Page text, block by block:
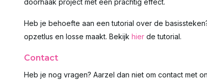
doorhaak project met een prachtig effect.
Heb je behoefte aan een tutorial over de
opzetlus en losse maakt. Bekijk hier de tutorial.
Contact
Heb je nog vragen? Aarzel dan niet om contact met